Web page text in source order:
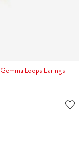
Gemma Loops Earings